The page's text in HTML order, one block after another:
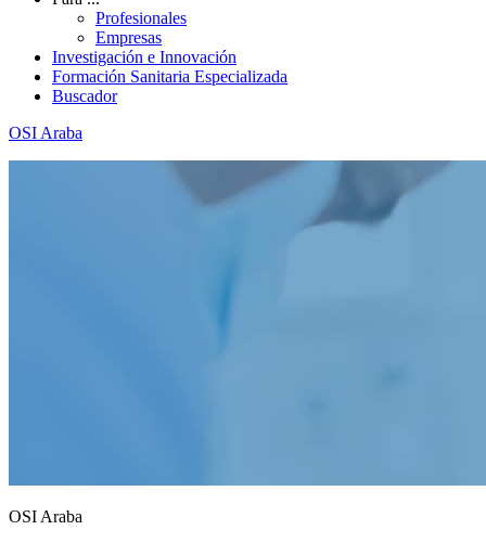
Profesionales
Empresas
Investigación e Innovación
Formación Sanitaria Especializada
Buscador
OSI Araba
OSI Araba